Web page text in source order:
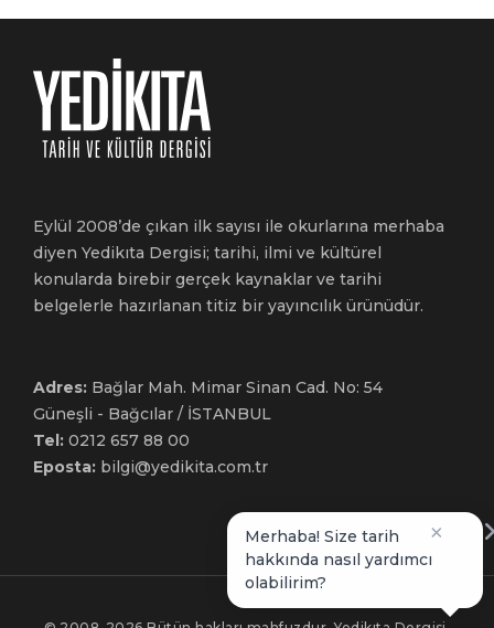
Eylül 2008’de çıkan ilk sayısı ile okurlarına merhaba
diyen Yedikıta Dergisi; tarihi, ilmi ve kültürel
konularda birebir gerçek kaynaklar ve tarihi
belgelerle hazırlanan titiz bir yayıncılık ürünüdür.
Adres: Bağlar Mah. Mimar Sinan Cad. No: 54
Güneşli - Bağcılar / İSTANBUL
Tel: 0212 657 88 00
Eposta: bilgi@yedikita.com.tr
×
Merhaba! Size tarih
hakkında nasıl yardımcı
olabilirim?